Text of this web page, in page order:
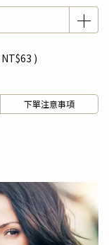
NT$63 )
下單注意事項